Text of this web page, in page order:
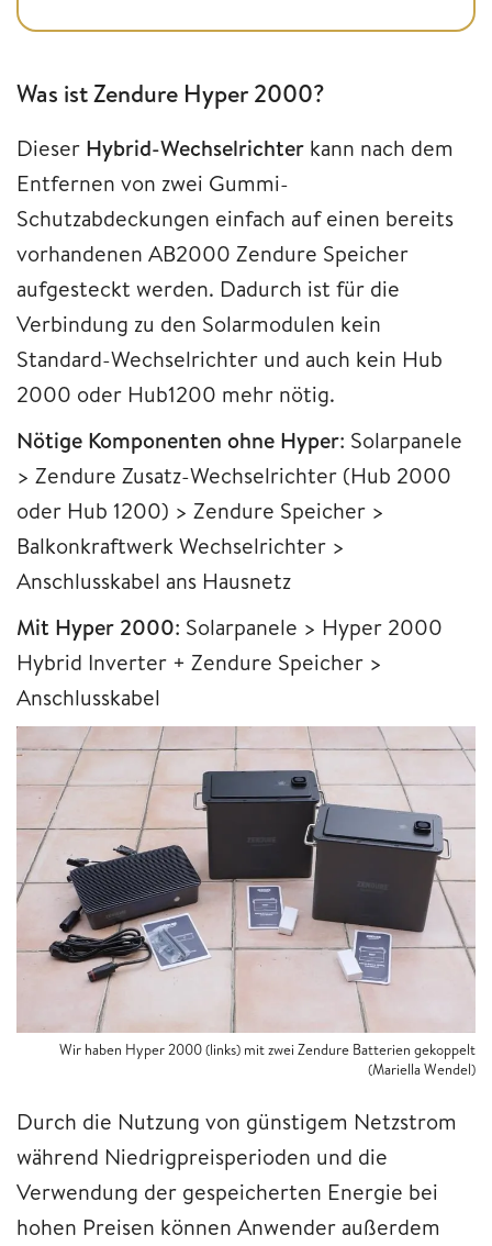
Was ist Zendure Hyper 2000?
Dieser Hybrid-Wechselrichter kann nach dem
Entfernen von zwei Gummi-
Schutzabdeckungen einfach auf einen bereits
vorhandenen AB2000 Zendure Speicher
aufgesteckt werden. Dadurch ist für die
Verbindung zu den Solarmodulen kein
Standard-Wechselrichter und auch kein Hub
2000 oder Hub1200 mehr nötig.
Nötige Komponenten ohne Hyper: Solarpanele
> Zendure Zusatz-Wechselrichter (Hub 2000
oder Hub 1200) > Zendure Speicher >
Balkonkraftwerk Wechselrichter >
Anschlusskabel ans Hausnetz
Mit Hyper 2000: Solarpanele > Hyper 2000
Hybrid Inverter + Zendure Speicher >
Anschlusskabel
Wir haben Hyper 2000 (links) mit zwei Zendure Batterien gekoppelt
(Mariella Wendel)
Durch die Nutzung von günstigem Netzstrom
während Niedrigpreisperioden und die
Verwendung der gespeicherten Energie bei
hohen Preisen können Anwender außerdem